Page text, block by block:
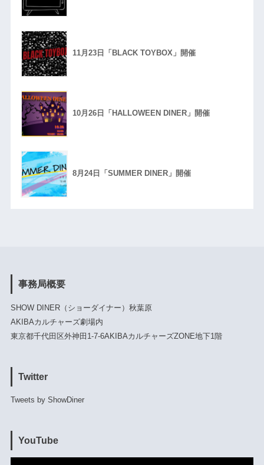
11月23日「BLACK TOYBOX」開催
10月26日「HALLOWEEN DINER」開催
8月24日「SUMMER DINER」開催
事務局概要
SHOW DINER（ショーダイナー）秋葉原
AKIBAカルチャーズ劇場内
東京都千代田区外神田1-7-6AKIBAカルチャーズZONE地下1階
Twitter
Tweets by ShowDiner
YouTube